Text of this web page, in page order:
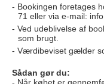
Bookingen foretages
71 eller via e-mail:
Ved udeblivelse af
som brugt.
Værdibeviset gælder
Sådan gør du: